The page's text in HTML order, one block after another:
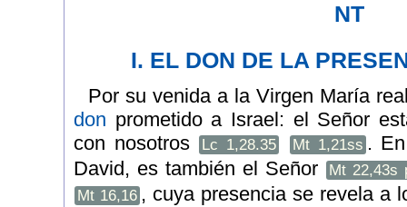
NT
I. EL DON DE LA
Por su venida a la Virgen María
don prometido a Israel: el Señor
con nosotros
Lc 1,28.35 Mt 1,21ss .
David, es también el Señor
Mt 22,43s
Mt 16,16 , cuya presencia se revela a